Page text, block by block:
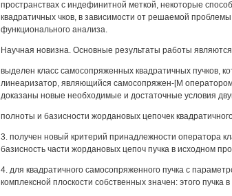
пространствах с индефинитной меткой, некоторые
квадратичных чков, в зависимости от решаемой
функционального анализа.
Научная новизна. Основные результаты работы
выделен класс самосопряженных квадратичных пучков,
линеаризатор, являющийся самосопряжен-[М
доказаны новые необходимые и достаточные условия
полноты и базисности жордановых цепочек
3. получен новый критерий принадлежности оператора
базисность части жордановых цепоч пучка в исходном
4. для квадратичного самосопряженного пучка с
комплексной плоскости собственных значен: этого пучка